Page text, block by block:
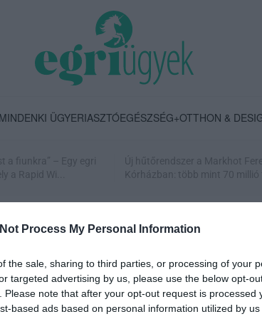
Process My Personal Information
the sale, sharing to third parties, or processing of your
targeted advertising by us, please use the below opt-
Please note that after your opt-out request is processed
based ads based on personal information utilized by
MINDENKI ÜGYERIASZTÓEGÉSZSÉG+OTTHON &
a fiunkra” – Egy egri
a Rapid Wi...
Új hűtőrendszer a Markhot
Kórházban: több mint 70 millió
MÁR JÁRHATNAK ÓVODÁBA AZ EGERBEN